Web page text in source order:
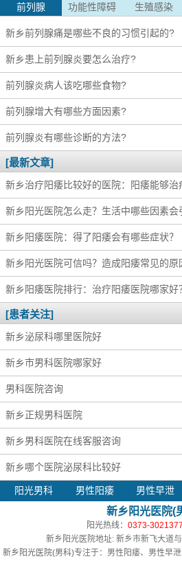
前列腺
功能性障碍 生殖感染
新乡前列腺痛是哪些不良的习惯引起的?
新乡患上前列腺炎要怎么治疗?
前列腺炎病人该吃哪些食物?
前列腺增大有哪些方面因素?
前列腺炎有哪些诊断的方法?
[最新文章]
新乡治疗阳痿比较好的医院：阳痿能够治
新乡阳光医院怎么走？生活中哪些因素会
新乡阳痿医院：得了阳痿会有哪些症状？
新乡阳光医院可信吗？造成阳痿常见的原
新乡阳痿医院排行：治疗阳痿医院哪家好
[患者关注]
新乡泌尿科哪里医院好
新乡市男科医院哪家好
男科医院咨询
新乡正规男科医院
新乡男科医院在线客服咨询
新乡哪个医院泌尿科比较好
阳光男科 男性阳痿 男性早泄
新乡阳光医院(
阳光热线： 0373-
新乡阳光医院地址: 新乡市新飞大道
新乡阳光医院(男科)专注于：男性阳痿、男性早